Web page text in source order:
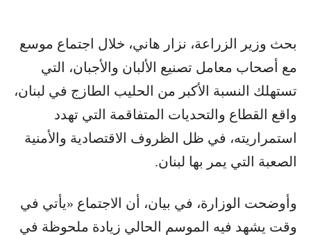
بحث وزير الزراعة، نزار هاني، خلال اجتماع موسع
مع أصحاب معامل تصنيع الألبان والأجبان، التي
تستهلك النسبة الأكبر من الحليب الطازج في لبنان،
واقع القطاع والتحديات المتفاقمة التي تهدد
استمراريته، في ظل الظروف الاقتصادية والأمنية
الصعبة التي يمر بها لبنان.
وأوضحت الوزارة، في بيان، أن الاجتماع «يأتي في
وقت يشهد فيه الموسم الحالي زيادة ملحوظة في